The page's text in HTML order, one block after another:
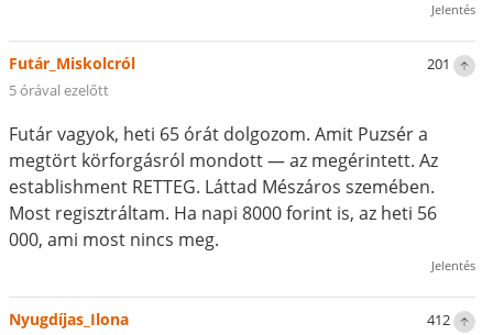
Jelentés
201
Futár_Miskolcról
5 órával ezelőtt
Futár vagyok, heti 65 órát dolgozom. Amit Puzsér a
megtört körforgásról mondott — az megérintett. Az
establishment RETTEG. Láttad Mészáros szemében.
Most regisztráltam. Ha napi 8000 forint is, az heti 56
000, ami most nincs meg.
Jelentés
412
Nyugdíjas_Ilona